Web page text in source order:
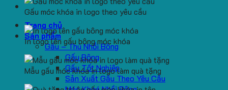
Trang chủ
Sản phẩm
Gấu – Thú Nhồi Bông
Gấu Bông
Gấu Tốt Nghiệp
Sản Xuất Gấu Theo Yêu Cầu
Gấu móc khóa in logo theo yêu cầu
In logo lên gấu bông móc khóa
Mẫu gấu móc khóa in logo làm quà tặng